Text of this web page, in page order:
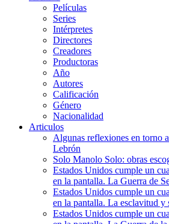
Películas
Series
Intérpretes
Directores
Creadores
Productoras
Año
Autores
Calificación
Género
Nacionalidad
Articulos
Algunas reflexiones en torno
Lebrón
Solo Manolo Solo: obras
Estados Unidos cumple un
en la pantalla. La Guerra de
Estados Unidos cumple un
en la pantalla. La esclavitud
Estados Unidos cumple un